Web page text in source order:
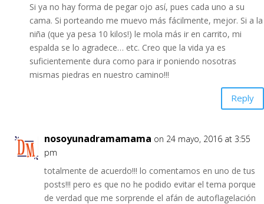
Si ya no hay forma de pegar ojo así, pues cada uno a su
cama. Si porteando me muevo más fácilmente, mejor. Si a la
niña (que ya pesa 10 kilos!) le mola más ir en carrito, mi
espalda se lo agradece… etc. Creo que la vida ya es
suficientemente dura como para ir poniendo nosotras
mismas piedras en nuestro camino!!!
Reply
nosoyunadramamama on 24 mayo, 2016 at 3:55
pm
totalmente de acuerdo!!! lo comentamos en uno de tus
posts!!! pero es que no he podido evitar el tema porque
de verdad que me sorprende el afán de autoflagelación